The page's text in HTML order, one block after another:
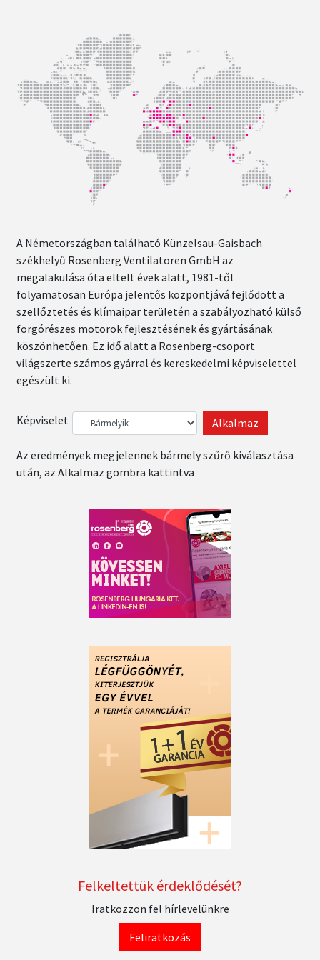
Felkeltettük érdeklődését?
Iratkozzon fel hírlevelünkre
Feliratkozás
A Németországban található Künzelsau-Gaisbach
székhelyű Rosenberg Ventilatoren GmbH az
megalakulása óta eltelt évek alatt, 1981-től
folyamatosan Európa jelentős központjává fejlődött a
szellőztetés és klímaipar területén a szabályozható külső
forgórészes motorok fejlesztésének és gyártásának
köszönhetően. Ez idő alatt a Rosenberg-csoport
világszerte számos gyárral és kereskedelmi képviselettel
egészült ki.
Képviselet
Az eredmények megjelennek bármely szűrő kiválasztása
után, az Alkalmaz gombra kattintva